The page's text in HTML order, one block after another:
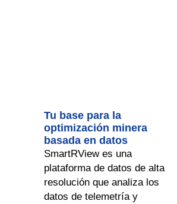
Tu base para la
optimización minera
basada en datos
SmartRView es una
plataforma de datos de alta
resolución que analiza los
datos de telemetría y